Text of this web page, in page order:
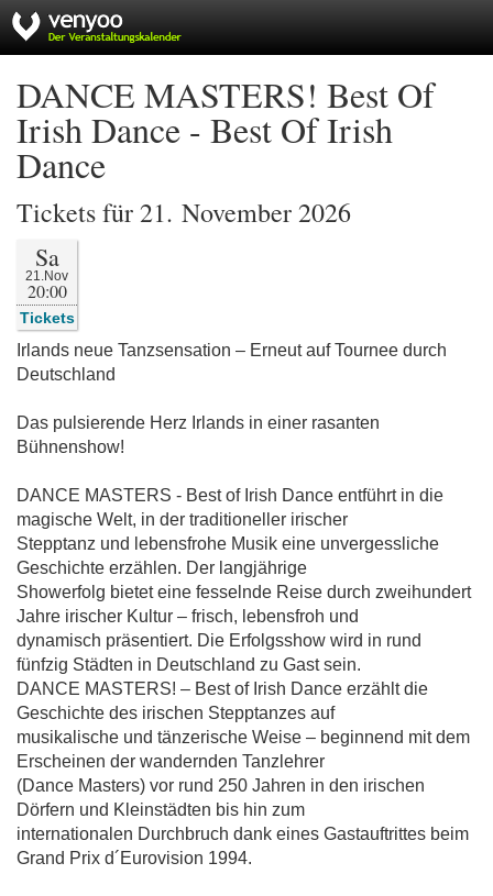
DANCE MASTERS! Best Of
Irish Dance - Best Of Irish
Dance
Tickets für 21. November 2026
Sa
21.Nov
20:00
Tickets
Irlands neue Tanzsensation – Erneut auf Tournee durch
Deutschland
Das pulsierende Herz Irlands in einer rasanten
Bühnenshow!
DANCE MASTERS - Best of Irish Dance entführt in die
magische Welt, in der traditioneller irischer
Stepptanz und lebensfrohe Musik eine unvergessliche
Geschichte erzählen. Der langjährige
Showerfolg bietet eine fesselnde Reise durch zweihundert
Jahre irischer Kultur – frisch, lebensfroh und
dynamisch präsentiert. Die Erfolgsshow wird in rund
fünfzig Städten in Deutschland zu Gast sein.
DANCE MASTERS! – Best of Irish Dance erzählt die
Geschichte des irischen Stepptanzes auf
musikalische und tänzerische Weise – beginnend mit dem
Erscheinen der wandernden Tanzlehrer
(Dance Masters) vor rund 250 Jahren in den irischen
Dörfern und Kleinstädten bis hin zum
internationalen Durchbruch dank eines Gastauftrittes beim
Grand Prix d´Eurovision 1994.